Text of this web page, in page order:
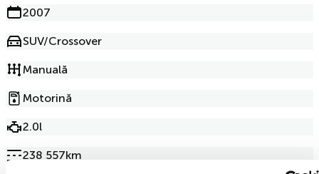
2007
SUV/Crossover
Manuală
Motorină
2.0l
238 557km